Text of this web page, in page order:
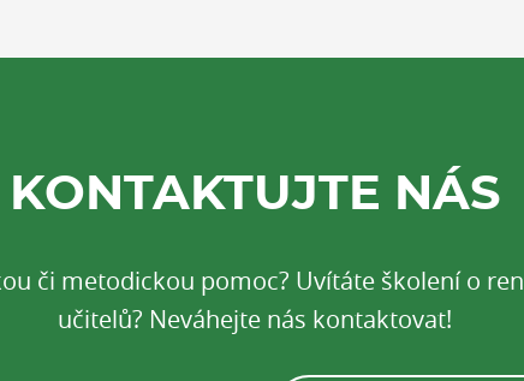
KONTAKTUJTE NÁS
či metodickou pomoc? Uvítáte školení o
učitelů? Neváhejte nás kontaktovat!